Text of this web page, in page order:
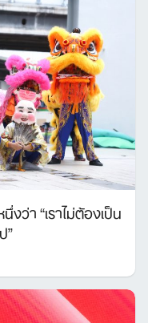
งว่า “เราไม่ต้องเป็น
”